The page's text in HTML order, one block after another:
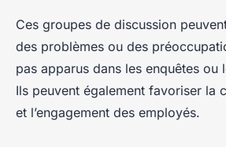
Ces groupes de discussion
des problèmes ou des
pas apparus dans les enquêtes ou
Ils peuvent également favoriser la
et l’engagement des employés.